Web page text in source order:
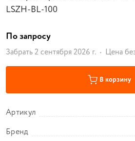
LSZH-BL-100
По запросу
Забрать 2 сентября 2026 г. Цена
В корзину
Артикул
Бренд